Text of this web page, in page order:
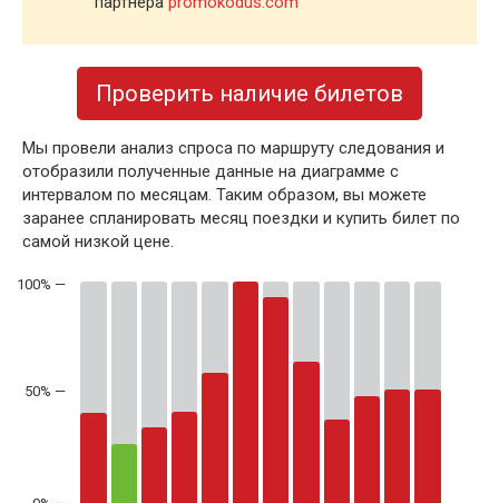
Проверить наличие билетов
Мы провели анализ спроса по маршруту следования и
отобразили полученные данные на диаграмме с
интервалом по месяцам. Таким образом, вы можете
заранее спланировать месяц поездки и купить билет по
самой низкой цене.
50% —